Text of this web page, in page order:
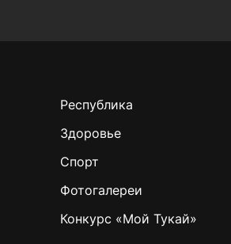
Республика
Здоровье
Спорт
Фотогалереи
Конкурс «Мой Тукай»